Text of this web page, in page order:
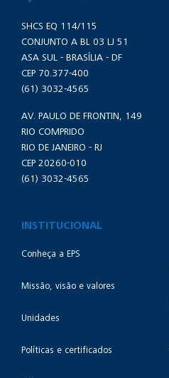
SHCS EQ 114/115
CONJUNTO A BL 03 LJ 51
ASA SUL - BRASÍLIA - DF
CEP 70.377-400
(61) 3032-4565
AV. PAULO DE FRONTIN, 149
RIO COMPRIDO
RIO DE JANEIRO - RJ
CEP 20260-010
(61) 3032-4565
INSTITUCIONAL
Conheça a EPS
Missão, visão e valores
Unidades
Políticas e certificados